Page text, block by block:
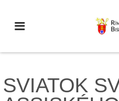
SVIATOK